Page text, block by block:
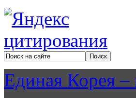
Единая Корея